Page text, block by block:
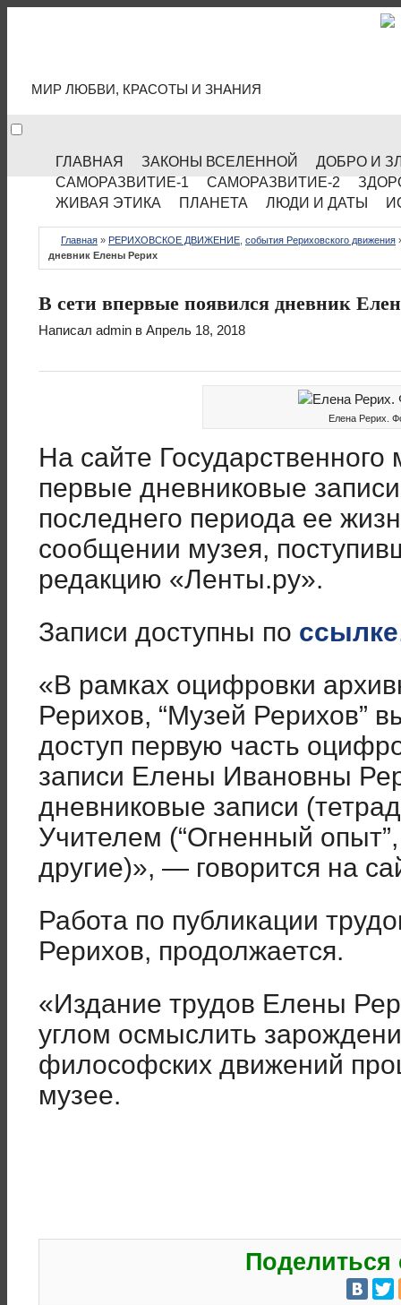
МИР ЛЮБВИ, КРАСОТЫ И ЗНАНИЯ
ГЛАВНАЯ ЗАКОНЫ ВСЕЛЕННОЙ
ДОБРО И
САМОРАЗВИТИЕ-1
САМОРАЗВИТИЕ-2
ЖИВАЯ ЭТИКА
ПЛАНЕТА ЛЮДИ И ДАТЫ
Главная » РЕРИХОВСКОЕ ДВИЖЕНИЕ события Рериховского движения
дневник Елены Рерих
В сети впервые появился дневник
Написал admin в Апрель 18, 2018
Елена Рерих.
На сайте
первые дневниковые
последнего периода ее
сообщении музея,
редакцию «Ленты.ру».
Записи доступны по ссылке
«В рамках оцифровки
Рерихов, “Музей Рерихов”
доступ первую часть
записи Елены Ивановны
дневниковые записи
Учителем (“Огненный
другие)», — говорится на
Работа по публикации
Рерихов, продолжается.
«Издание трудов Елены
углом осмыслить
философских движений
музее.
Поделиться